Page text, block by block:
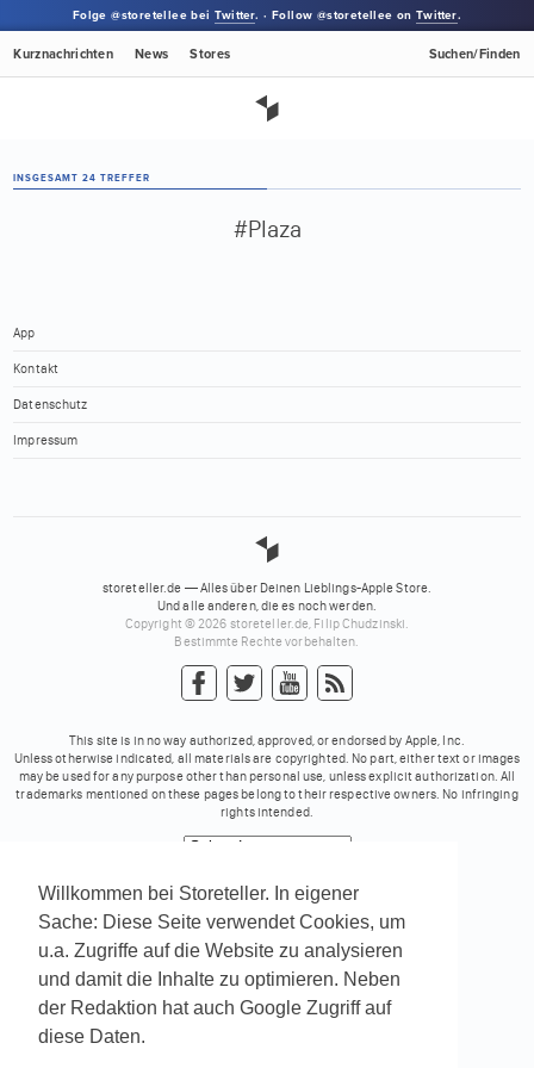
Willkommen bei Storeteller. In eigener
Sache: Diese Seite verwendet Cookies, um
u.a. Zugriffe auf die Website zu analysieren
und damit die Inhalte zu optimieren. Neben
der Redaktion hat auch Google Zugriff auf
diese Daten.
Folge @storetellee beiTwitter. · Follow @storetellee onTwitter.
Kurznachrichten News Stores Suchen/Finden
INSGESAMT 24 TREFFER
#Plaza
App
Kontakt
Datenschutz
Impressum
storeteller.de — Alles über Deinen Lieblings-Apple Store.
Und alle anderen, die es noch werden.
Copyright © 2026 storeteller.de, Filip Chudzinski.
Bestimmte Rechte vorbehalten.
This site is in no way authorized, approved, or endorsed by Apple, Inc.
Unless otherwise indicated, all materials are copyrighted. No part, either text or images
may be used for any purpose other than personal use, unless explicit authorization. All
trademarks mentioned on these pages belong to their respective owners. No infringing
rights intended.